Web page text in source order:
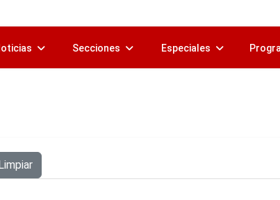
Secciones Especiales